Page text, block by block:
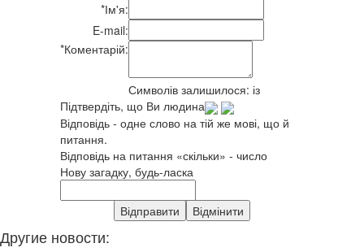
*Ім'я:
E-mail:
*Коментарій:
Символів залишилося: із
Підтвердіть, що Ви людина
Відповідь - одне слово на тій же мові, що й
питання.
Відповідь на питання «скільки» - число
Нову загадку, будь-ласка
Другие новости: